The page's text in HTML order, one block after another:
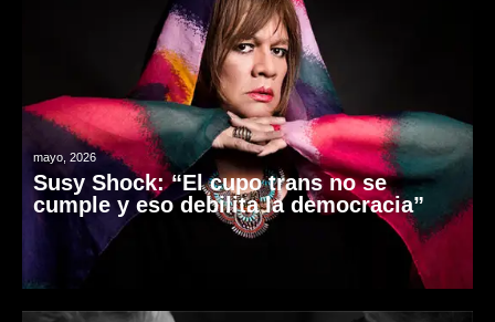
mayo, 2026
Susy Shock: “El cupo trans no se
cumple y eso debilita la democracia”